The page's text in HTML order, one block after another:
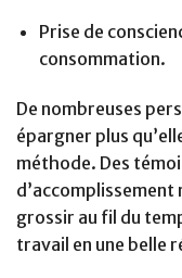
Prise de
consommation.
De nombreuses
épargner plus
méthode. Des
grossir au fil du
travail en une belle